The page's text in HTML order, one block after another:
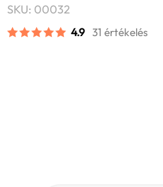
SKU: 00032
4.9 31 értékelés